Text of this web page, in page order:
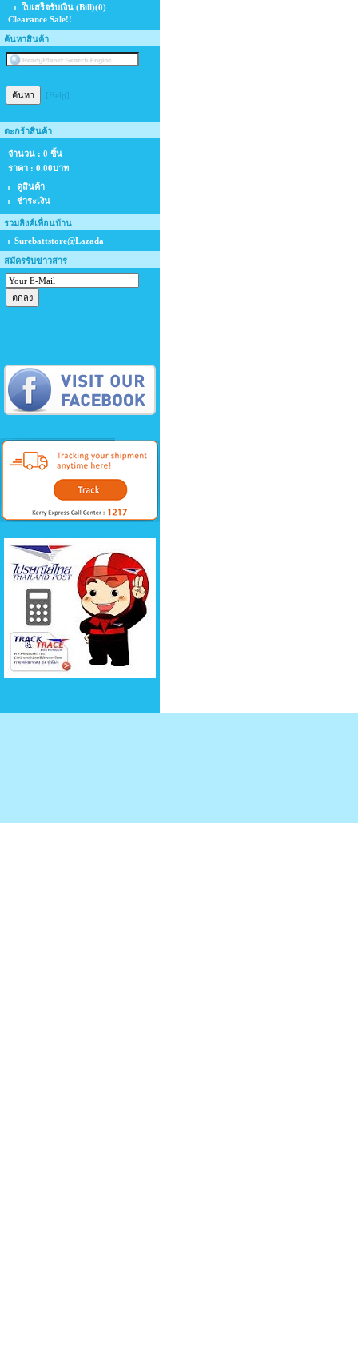
ใบเสร็จรับเงิน (Bill)(0)
Clearance Sale!!
ค้นหาสินค้า
[Help]
ตะกร้าสินค้า
จำนวน : 0 ชิ้น
ราคา : 0.00บาท
ดูสินค้า
ชำระเงิน
รวมลิงค์เพื่อนบ้าน
Surebattstore@Lazada
สมัครรับข่าวสาร